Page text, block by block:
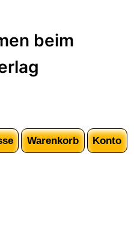
beim
Warenkorb Konto